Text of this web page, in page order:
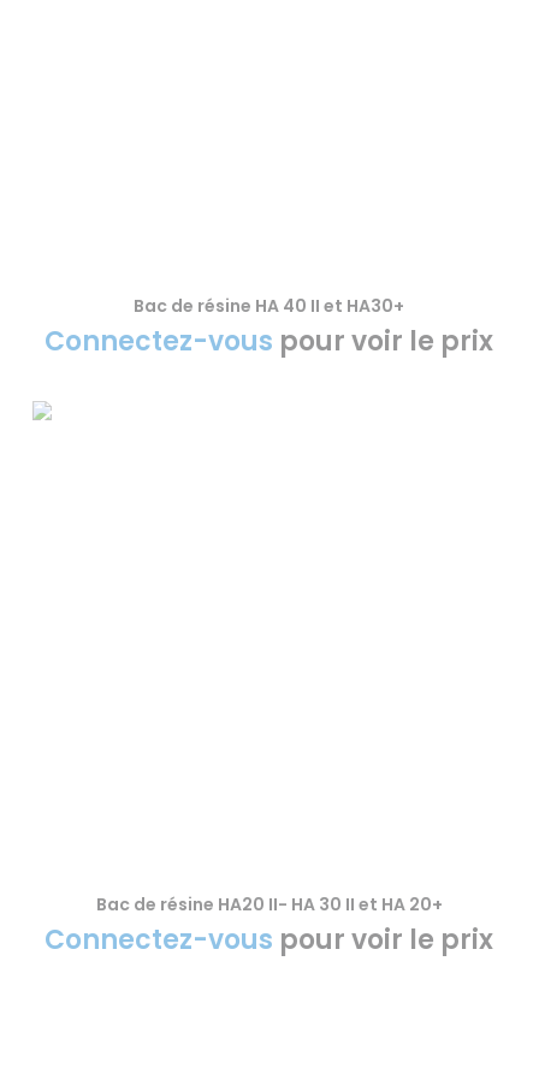
Bac de résine HA 40 II et HA30+
Connectez-vous pour voir le prix
Bac de résine HA20 II- HA 30 II et HA 20+
Connectez-vous pour voir le prix